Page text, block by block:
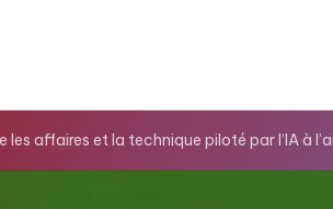
affaires et la technique piloté par l’IA à